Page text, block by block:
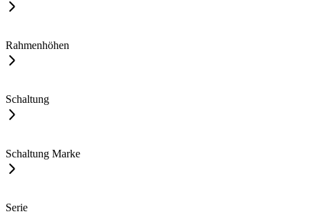
Rahmenhöhen
Schaltung
Schaltung Marke
Serie